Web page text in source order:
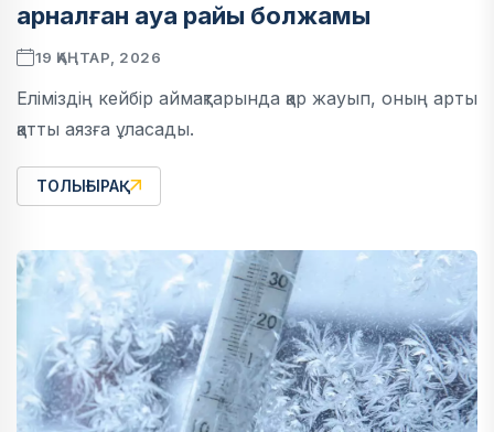
арналған ауа райы болжамы
19 ҚАҢТАР, 2026
Еліміздің кейбір аймақтарында қар жауып, оның арты
қатты аязға ұласады.
ТОЛЫҒЫРАҚ